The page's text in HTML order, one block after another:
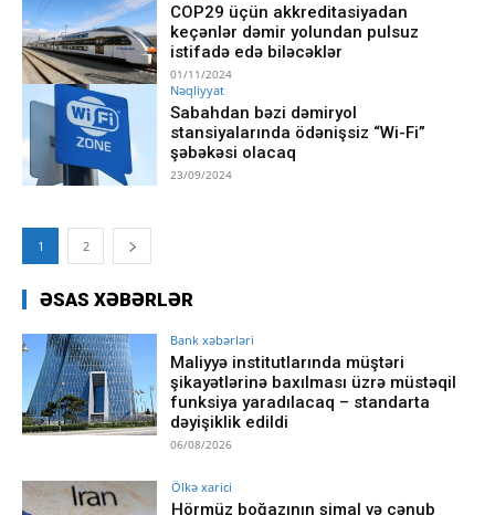
COP29 üçün akkreditasiyadan
keçənlər dəmir yolundan pulsuz
istifadə edə biləcəklər
01/11/2024
Nəqliyyat
Sabahdan bəzi dəmiryol
stansiyalarında ödənişsiz “Wi-Fi”
şəbəkəsi olacaq
23/09/2024
1 2
ƏSAS XƏBƏRLƏR
Bank xəbərləri
Maliyyə institutlarında müştəri
şikayətlərinə baxılması üzrə müstəqil
funksiya yaradılacaq – standarta
dəyişiklik edildi
06/08/2026
Ölkə xarici
Hörmüz boğazının şimal və cənub